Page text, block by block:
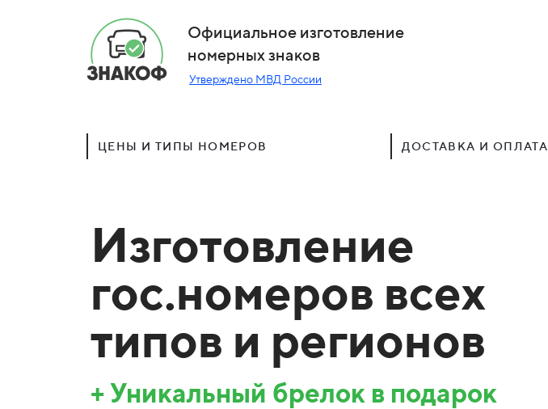
Официальное изготовление
номерных знаков
Утверждено МВД России
ЦЕНЫ И ТИПЫ НОМЕРОВ ДОСТАВКА И ОПЛАТА
Изготовление
гос.номеров всех
типов и регионов
+ Уникальный брелок в подарок